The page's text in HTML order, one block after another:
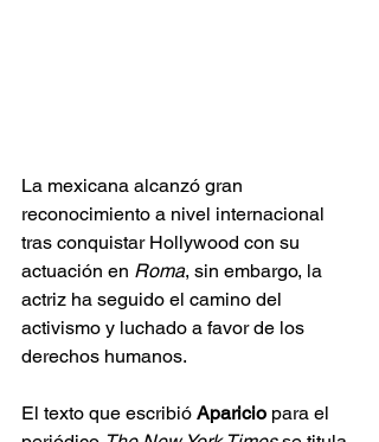
La mexicana alcanzó gran
reconocimiento a nivel internacional
tras conquistar Hollywood con su
actuación en Roma, sin embargo, la
actriz ha seguido el camino del
activismo y luchado a favor de los
derechos humanos.
El texto que escribió Aparicio para el